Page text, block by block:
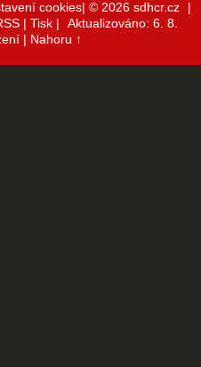
cookies| © 2026 sdhcr.cz
|
| Tisk|
Aktualizováno: 6. 8.
| Nahoru ↑